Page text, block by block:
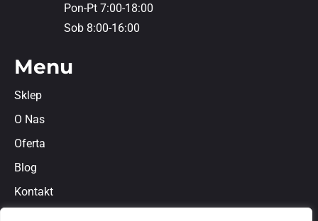
Pon-Pt 7:00-18:00
Sob 8:00-16:00
Menu
Sklep
O Nas
Oferta
Blog
Kontakt